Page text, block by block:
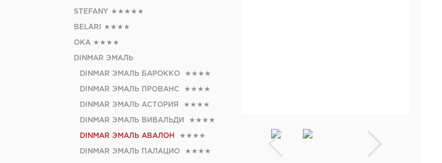
STEFANY ★★★★★
BELARI ★★★★
ОКА ★★★★
DINMAR ЭМАЛЬ
DINMAR ЭМАЛЬ БАРОККО ★★★★
DINMAR ЭМАЛЬ ПРОВАНС ★★★★
DINMAR ЭМАЛЬ АСТОРИЯ ★★★★
DINMAR ЭМАЛЬ ВИВАЛЬДИ ★★★★
DINMAR ЭМАЛЬ АВАЛОН ★★★★
DINMAR ЭМАЛЬ ПАЛАЦИО ★★★★